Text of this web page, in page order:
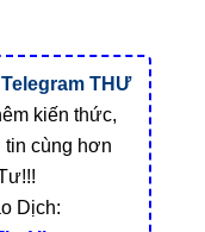
Telegram THƯ
kiến thức,
tin cùng hơn
Dịch: